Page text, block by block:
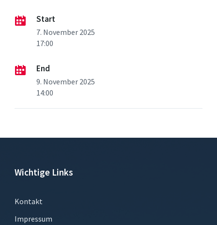
Start
7. November 2025
17:00
End
9. November 2025
14:00
Wichtige Links
Kontakt
Impressum